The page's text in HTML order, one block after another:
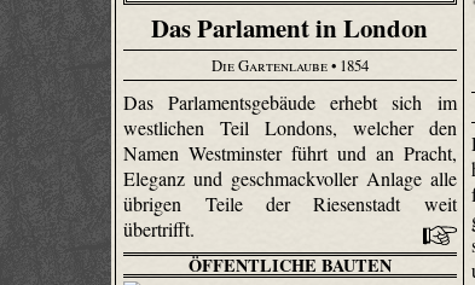
Das Parlament in London
Die Gartenlaube• 1854
Das Parlamentsgebäude erhebt sich im
westlichen Teil Londons, welcher den
Namen Westminster führt und an Pracht,
Eleganz und geschmackvoller Anlage alle
übrigen Teile der Riesenstadt weit
übertrifft.
ÖFFENTLICHE BAUTEN